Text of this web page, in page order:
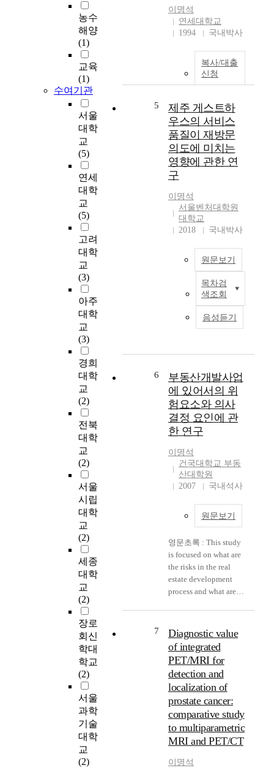
농수
해양
(1)
교육
(1)
수여기관
서울
대학
교
(5)
연세
대학
교
(5)
고려
대학
교
(3)
아주
대학
교
(3)
경희
대학
교
(2)
전북
대학
교
(2)
서울
시립
대학
교
(2)
세종
대학
교
(2)
장로
회신
학대
학교
(2)
서울
과학
기술
대학
교
(2)
이명석
연세대학교
1994
국내박사
복사/대출
신청
5
제주 게스트하
우스의 서비스
품질이 재방문
의도에 미치는
영향에 관한 연
구
이명석
서울벤처대학원
대학교
2018
국내박사
원문보기
목차검
색조회
음성듣기
6
부동산개발사업
에 있어서의 위
험요소와 의사
결정 요인에 관
한 연구
이명석
건국대학교 부동
산대학원
2007
국내석사
원문보기
영문초록 : This study
is focused on what are
the risks in the real
estate development
process and what are
development process
begins with the
analysis of the specific
real estate demand.
The second step is to
set the direction of the
development and
establish the
development strategy.
And the final step is
estate project.
7
Diagnostic value
of integrated
PET/MRI for
detection and
localization of
prostate cancer:
comparative study
to multiparametric
MRI and PET/CT
이명석